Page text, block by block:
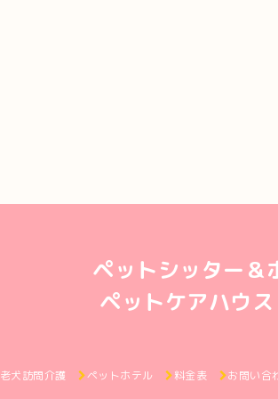
ペットシッター＆
ペットケアハウ
老犬訪問介護 ペットホテル 料金表 お問い合